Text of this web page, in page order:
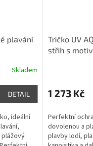
plavání
bílá
Skladem
DETAIL
ideální
Tričko UV
střih s
1 273 Kč
Perfektní
dovolenou a
plavby lodí,